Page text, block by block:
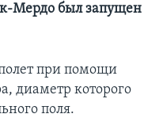
Мердо был запущен
при помощи
диаметр которого
поля.